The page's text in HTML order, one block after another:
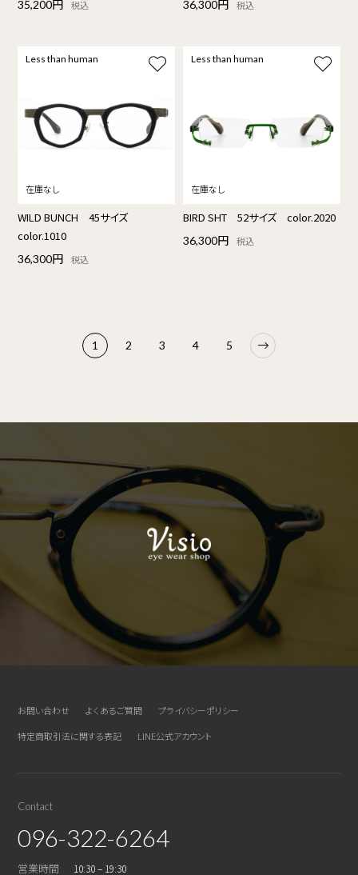
35,200円 税込 36,300円 税込
Less than human
WILD BUNCH 45サイズ
color.1010
36,300円 税込
Less than human
BIRD SHT 52サイズ color.2020
36,300円 税込
1 2 3 4 5
お問い合わせ よくあるご質問
プライバシーポリシー
特定商取引法に関する表記
LINE公式アカウント
Contact
096-322-6264
営業時間 10:30 – 19:30